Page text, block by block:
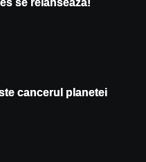
cancerul planetei